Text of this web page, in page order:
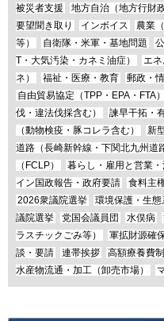
被災者支援
地方自治（地方行財政
要望聞き取り
インボイス
農業
等）
自衛隊・米軍・基地問題
T・大気汚染・カネミ油症）
エ
ネ）
福祉・医療・教育 郵政・
自由貿易協定（TPP・EPA・FTA）
伐・違法伐採含む）
諫早干拓・
（動物検疫・豚コレラ含む）
新
道路（長崎新幹線・下関北九州道
（FCLP）
暮らし・雇用と営業
イン国政報告・政府要請
食料主
2026衆議院選挙
環境保護・生
議院選挙
党国会議員団 水俣病
ラスチックごみ等）
軍拡財源確
談・要請
連帯挨拶 高額療養費
水産物流通・加工（卸売市場）